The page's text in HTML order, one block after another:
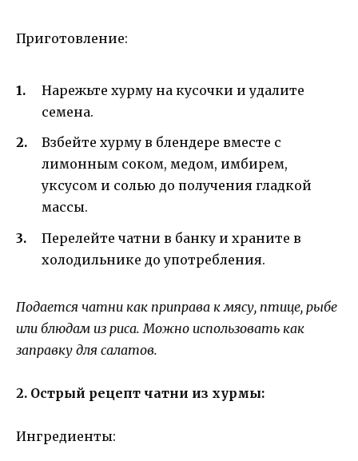
Приготовление:
Нарежьте хурму на кусочки и удалите
семена.
Взбейте хурму в блендере вместе с
лимонным соком, медом, имбирем,
уксусом и солью до получения гладкой
массы.
Перелейте чатни в банку и храните в
холодильнике до употребления.
Подается чатни как приправа к мясу, птице, рыбе
или блюдам из риса. Можно использовать как
заправку для салатов.
2. Острый рецепт чатни из хурмы:
Ингредиенты: